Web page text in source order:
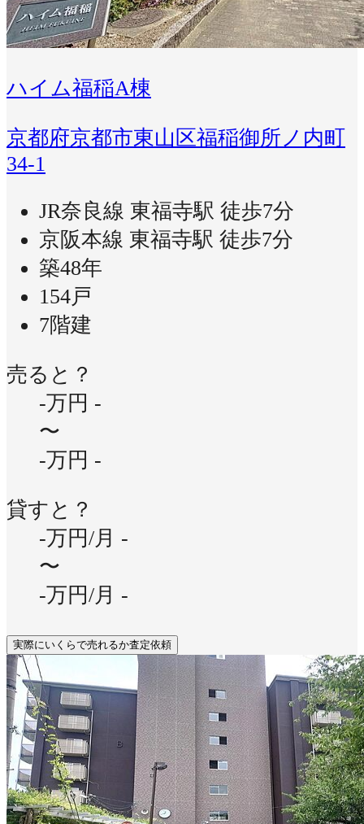
ハイム福稲A棟
京都府京都市東山区福稲御所ノ内町
34-1
JR奈良線 東福寺駅 徒歩7分
京阪本線 東福寺駅 徒歩7分
築48年
154戸
7階建
売ると？
-万円 -
〜
-万円 -
貸すと？
-万円/月 -
〜
-万円/月 -
実際にいくらで売れるか査定依頼